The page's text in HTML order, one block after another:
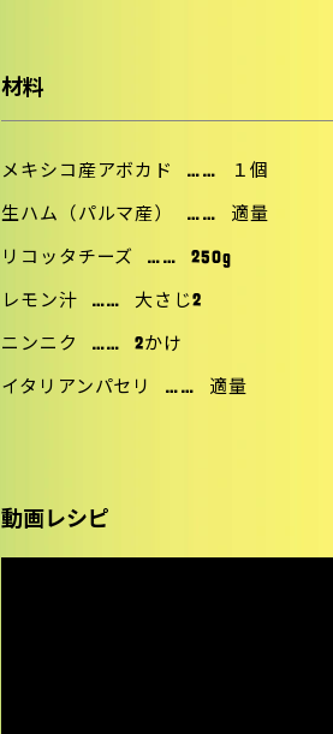
材料
メキシコ産アボカド …… １個
生ハム（パルマ産） …… 適量
リコッタチーズ …… 250g
レモン汁 …… 大さじ2
ニンニク …… 2かけ
イタリアンパセリ …… 適量
動画レシピ